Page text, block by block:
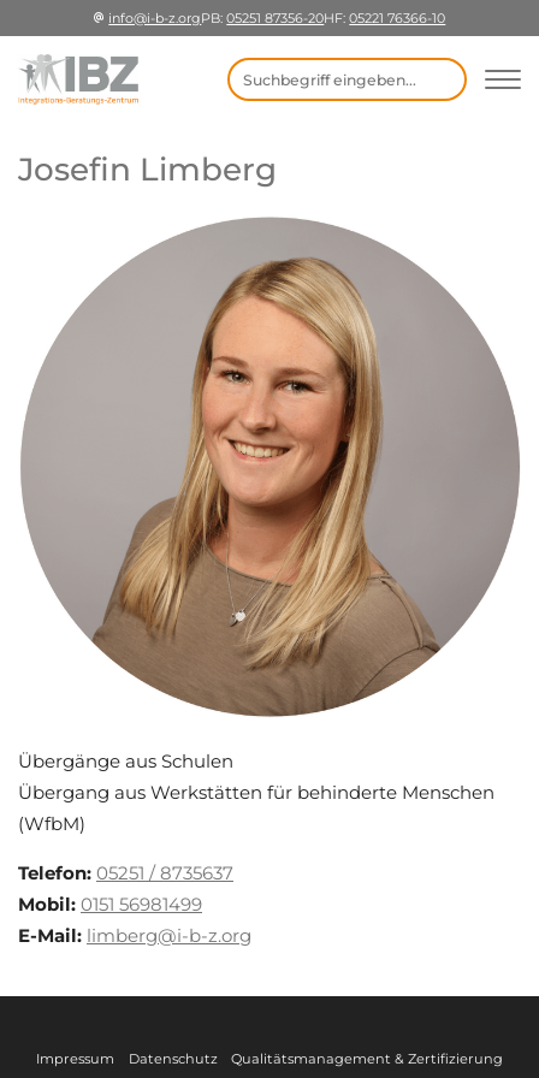
info@i-b-z.orgPB: 05251 87356-20HF: 05221 76366-10
Suchbegriff eingeben
Josefin Limberg
Übergänge aus Schulen
Übergang aus Werkstätten für behinderte Menschen
(WfbM)
Telefon: 05251 / 8735637
Mobil: 0151 56981499
E-Mail: limberg@i-b-z.org
Impressum Datenschutz Qualitätsmanagement & Zertifizierung